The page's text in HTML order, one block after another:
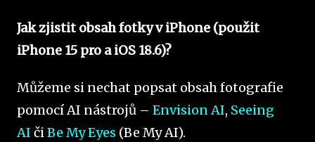
Jak zjistit obsah fotky v iPhone (použit
iPhone 15 pro a iOS 18.6)?
Můžeme si nechat popsat obsah fotografie
pomocí AI nástrojů – Envision AI, Seeing
AI čiBe My Eyes (Be My AI).